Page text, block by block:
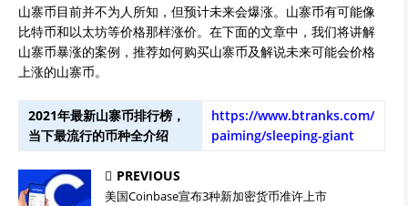
山寨币目前并不为人所知，但预计未来会爆涨。山寨币有可能像
比特币和以太坊等价格那样涨价。在下面的文章中，我们将讲解
山寨币暴涨的案例，推荐如何购买山寨币及解说未来可能会价格
上涨的山寨币。
2021年最新山寨币排行榜，
当下最流行的币种全介绍
https://www.btranks.com/
paiming/sleeping-giant
PREVIOUS
美国Coinbase宣布3种新加密货币准许上市